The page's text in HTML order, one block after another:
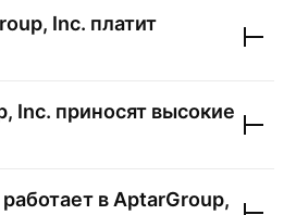
Inc. платит
Inc. приносят высокие
в AptarGroup,